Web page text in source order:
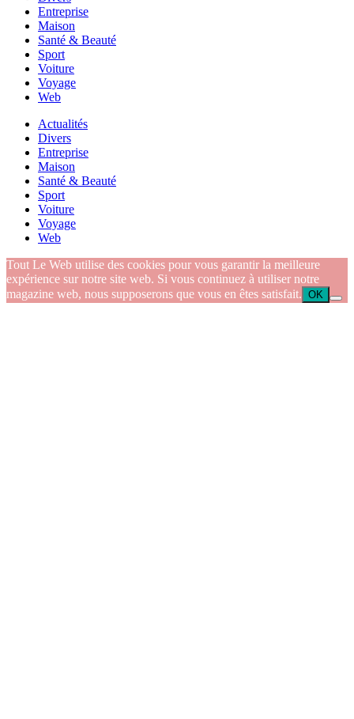
Entreprise
Maison
Santé & Beauté
Sport
Voiture
Voyage
Web
Actualités
Divers
Entreprise
Maison
Santé & Beauté
Sport
Voiture
Voyage
Web
Tout Le Web utilise des cookies pour vous garantir la meilleure
expérience sur notre site web. Si vous continuez à utiliser notre
magazine web, nous supposerons que vous en êtes satisfait. OK